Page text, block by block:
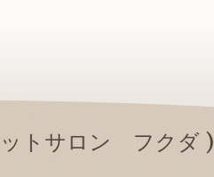
トサロン フクダ )